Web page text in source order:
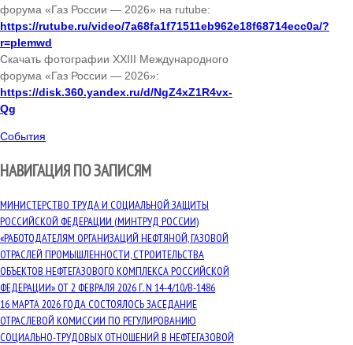
форума «Газ России — 2026» на rutube:
https://rutube.ru/video/7a68fa1f71511eb962e18f68714ecc0a/?
r=plemwd
Скачать фотографии XXIII Международного
форума «Газ России — 2026»:
https://disk.360.yandex.ru/d/NgZ4xZ1R4vx-
Qg
События
НАВИГАЦИЯ ПО ЗАПИСЯМ
МИНИСТЕРСТВО ТРУДА И СОЦИАЛЬНОЙ ЗАЩИТЫ
РОССИЙСКОЙ ФЕДЕРАЦИИ (МИНТРУД РОССИИ)
«РАБОТОДАТЕЛЯМ ОРГАНИЗАЦИЙ НЕФТЯНОЙ, ГАЗОВОЙ
ОТРАСЛЕЙ ПРОМЫШЛЕННОСТИ, СТРОИТЕЛЬСТВА
ОБЪЕКТОВ НЕФТЕГАЗОВОГО КОМПЛЕКСА РОССИЙСКОЙ
ФЕДЕРАЦИИ» ОТ 2 ФЕВРАЛЯ 2026 Г. N 14-4/10/В-1486
16 МАРТА 2026 ГОДА СОСТОЯЛОСЬ ЗАСЕДАНИЕ
ОТРАСЛЕВОЙ КОМИССИИ ПО РЕГУЛИРОВАНИЮ
СОЦИАЛЬНО-ТРУДОВЫХ ОТНОШЕНИЙ В НЕФТЕГАЗОВОЙ